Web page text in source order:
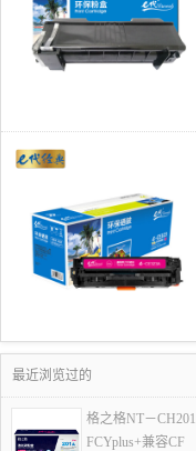
最近浏览过的
格之格NT－CH201
FCYplus+兼容CF